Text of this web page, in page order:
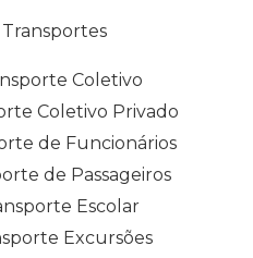
Coletivo
Coletivo Privado
de Funcionários
de Passageiros
Escolar
Excursões